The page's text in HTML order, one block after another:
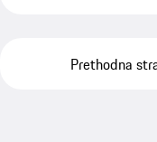
Prethodna